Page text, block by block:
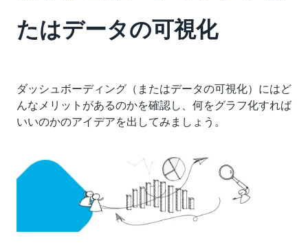
たはデータの可視化
ダッシュボーディング（またはデータの可視化）にはど
んなメリットがあるのかを確認し、何をグラフ化すれば
いいのかのアイデアを出してみましょう。